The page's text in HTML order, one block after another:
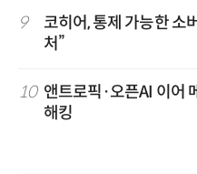
9
코히어, 통제 가능한 소
처”
10 앤트로픽·오픈AI 이어
해킹